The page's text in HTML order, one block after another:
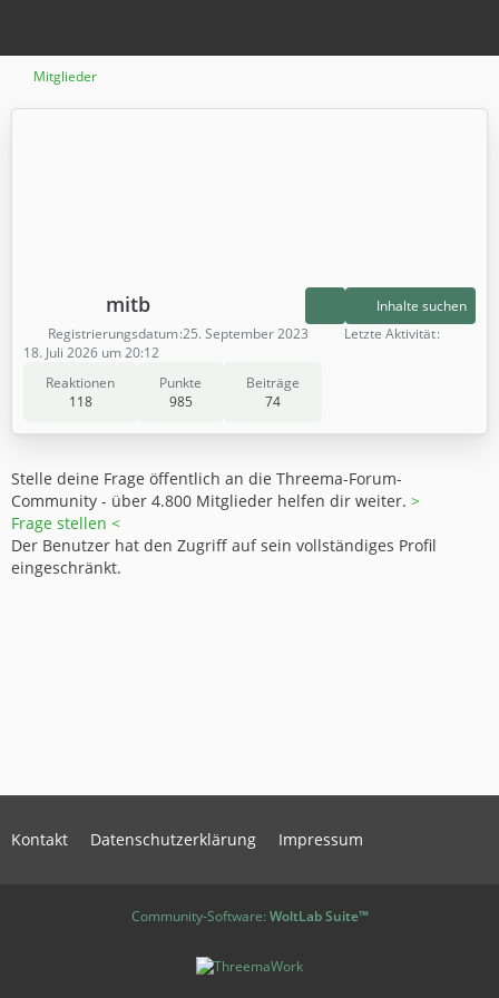
Mitglieder
mitb
Reaktionen
118
Punkte
985
Beiträge
74
Inhalte suchen
Registrierungsdatum 25. September 2023
Letzte Aktivität
18. Juli 2026 um 20:12
Stelle deine Frage öffentlich an die Threema-Forum-
Community - über 4.800 Mitglieder helfen dir weiter. >
Frage stellen <
Der Benutzer hat den Zugriff auf sein vollständiges Profil
eingeschränkt.
Kontakt Datenschutzerklärung Impressum
Community-Software: WoltLab Suite™